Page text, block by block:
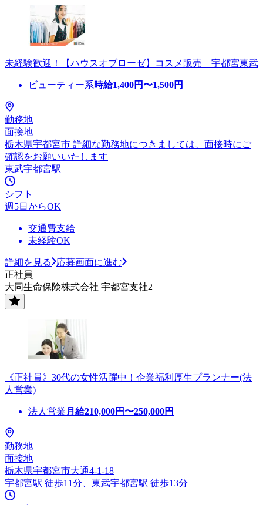
未経験歓迎！【ハウスオブローゼ】コスメ販売 宇都宮東武
ビューティー系時給1,400円〜1,500円
勤務地
面接地
栃木県宇都宮市 詳細な勤務地につきましては、面接時にご
確認をお願いいたします
東武宇都宮駅
シフト
週5日からOK
交通費支給
未経験OK
詳細を見る
応募画面に進む
正社員
大同生命保険株式会社 宇都宮支社2
《正社員》30代の女性活躍中！企業福利厚生プランナー(法
人営業)
法人営業 月給210,000円〜250,000円
勤務地
面接地
栃木県宇都宮市大通4-1-18
宇都宮駅 徒歩11分、東武宇都宮駅 徒歩13分